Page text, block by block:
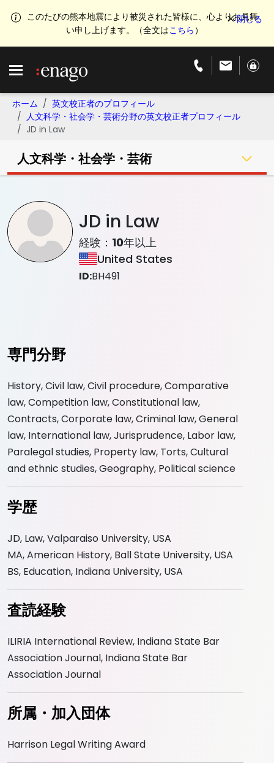
このたびの熊本地震により被災された皆様に、心よりお見舞
い申し上げます。（全文はこちら ）
ホーム
英文校正者のプロフィール
人文科学・社会学・芸術分野の英文校正者プロフィール
JD in Law
人文科学・社会学・芸術
JD in Law
経験： 10年以上
United States
ID:BH491
専門分野
History, Civil law, Civil procedure, Comparative
law, Competition law, Constitutional law,
Contracts, Corporate law, Criminal law, General
law, International law, Jurisprudence, Labor law,
Paralegal studies, Property law, Torts, Cultural
and ethnic studies, Geography, Political science
学歴
JD, Law, Valparaiso University, USA
MA, American History, Ball State University, USA
BS, Education, Indiana University, USA
査読経験
ILIRIA International Review, Indiana State Bar
Association Journal, Indiana State Bar
Association Journal
所属・加入団体
Harrison Legal Writing Award